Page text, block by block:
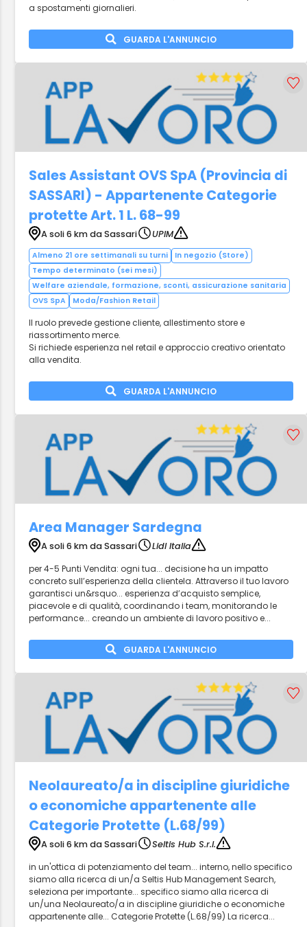
a spostamenti giornalieri.
GUARDA L'ANNUNCIO
Sales Assistant OVS SpA (Provincia di
SASSARI) - Appartenente Categorie
protette Art. 1 L. 68-99
A soli 6 km da Sassari UPIM
Almeno 21 ore settimanali su turni
In negozio (Store)
Tempo determinato (sei mesi)
Welfare aziendale, formazione, sconti, assicurazione sanitaria
OVS SpA
Moda/Fashion Retail
Il ruolo prevede gestione cliente, allestimento store e
riassortimento merce.
Si richiede esperienza nel retail e approccio creativo orientato
alla vendita.
GUARDA L'ANNUNCIO
Area Manager Sardegna
A soli 6 km da Sassari
Lidl Italia
per 4-5 Punti Vendita: ogni tua... decisione ha un impatto
concreto sull’esperienza della clientela. Attraverso il tuo lavoro
garantisci un&rsquo... esperienza d’acquisto semplice,
piacevole e di qualità, coordinando i team, monitorando le
performance... creando un ambiente di lavoro positivo e...
GUARDA L'ANNUNCIO
Neolaureato/a in discipline giuridiche
o economiche appartenente alle
Categorie Protette (L.68/99)
A soli 6 km da Sassari
Seltis Hub S.r.l.
in un'ottica di potenziamento del team... interno, nello specifico
siamo alla ricerca di un/a Seltis Hub Management Search,
seleziona per importante... specifico siamo alla ricerca di
un/una Neolaureato/a in discipline giuridiche o economiche
appartenente alle... Categorie Protette (L.68/99) La ricerca...